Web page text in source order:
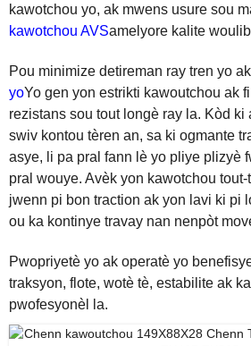
kawotchou yo, ak mwens usure sou
kawotchou AVSamelyore kalite
Pou minimize detireman ray tren yo
yoYo gen yon estrikti kawoutchou ak
rezistans sou tout longè ray la. Kòd ki
swiv kontou tèren an, sa ki ogmante
asye, li pa pral fann lè yo pliye plizyè
pral wouye. Avèk yon kawotchou
jwenn pi bon traction ak yon lavi ki pi
ou ka kontinye travay nan nenpòt
Pwopriyetè yo ak operatè yo
traksyon, flote, wotè tè, estabilite ak
pwofesyonèl la.